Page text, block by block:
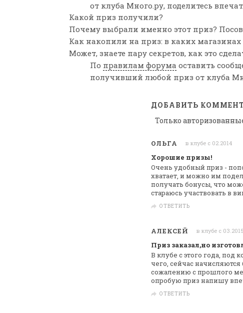
от клуба Много.ру, поделитесь
Какой приз получили?
Почему выбрали именно этот приз?
Как накопили на приз: в каких
Может, знаете пару секретов, как это
По правилам форума оставить
получивший любой приз от клуба
ДОБАВИТЬ
Только
ОЛЬГА в клубе с 02.2014
Хорошие призы!
Очень удобный приз -
хватает, и можно им
получать бонусы, что
стараюсь участвовать в
ОТВЕТИТЬ
АЛЕКСЕЙ в клубе с 03.2015
Приз заказал,но
В клубе с этого года, под
чего, сейчасначисляются
сожалению с прошлого
опробую приз напишу
ОТВЕТИТЬ